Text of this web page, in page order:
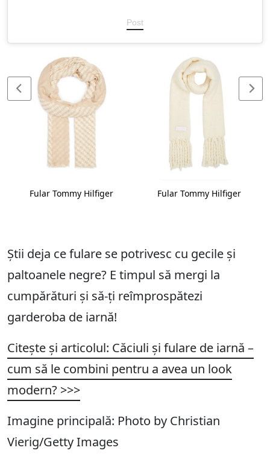
Post
Fular Tommy Hilfiger Fular Tommy Hilfiger
Știi deja ce fulare se potrivesc cu gecile și
paltoanele negre? E timpul să mergi la
cumpărături și să-ți reîmprospătezi
garderoba de iarnă!
Citește și articolul: Căciuli și fulare de iarnă –
cum să le combini pentru a avea un look
modern? >>>
Imagine principală: Photo by Christian
Vierig/Getty Images